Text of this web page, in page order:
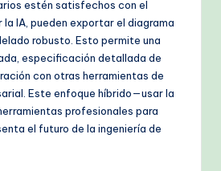
estén satisfechos con el
la IA, pueden exportar el diagrama
robusto. Esto permite una
especificación detallada de
con otras herramientas de
Este enfoque híbrido—usar la
profesionales para
el futuro de la ingeniería de